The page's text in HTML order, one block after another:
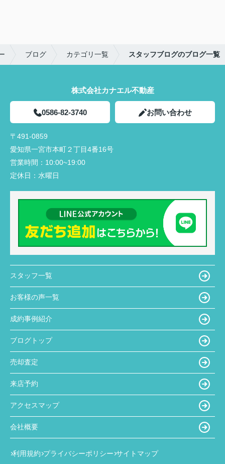
ブログ カテゴリ一覧 スタッフブログのブログ一覧
株式会社カナエル不動産
0586-82-3740 お問い合わせ
〒491-0859
愛知県一宮市本町２丁目4番16号
営業時間： 10:00~19:00
定休日： 水曜日
スタッフ一覧
お客様の声一覧
成約事例紹介
ブログトップ
売却査定
来店予約
アクセスマップ
会社概要
利用規約 プライバシーポリシー サイトマップ